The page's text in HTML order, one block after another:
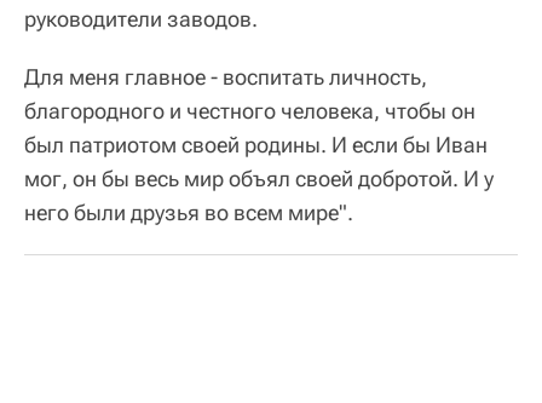
руководители заводов.
Для меня главное - воспитать личность,
благородного и честного человека, чтобы он
был патриотом своей родины. И если бы Иван
мог, он бы весь мир объял своей добротой. И у
него были друзья во всем мире".